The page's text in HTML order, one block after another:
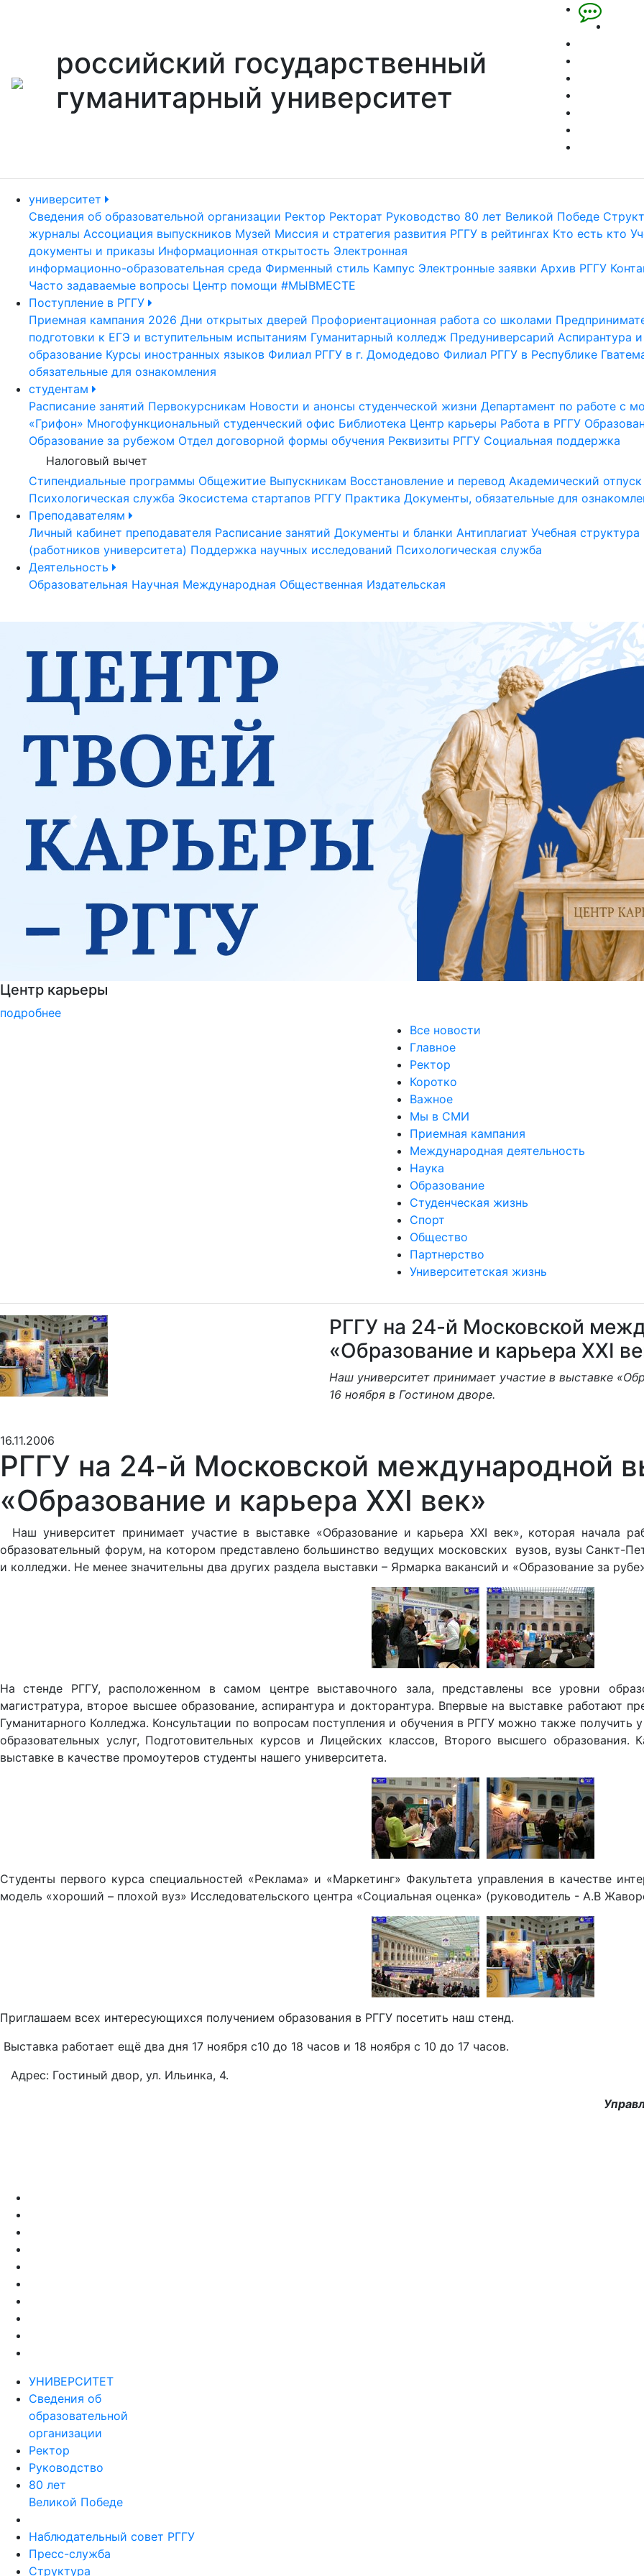
российский государственный
гуманитарный университет
университет
Сведения об образовательной организации Ректор Ректорат Руководство 80 лет Великой Победе
журналы Ассоциация выпускников Музей Миссия и стратегия развития РГГУ в рейтингах Кто есть кто
документы и приказы Информационная открытость Электронная
информационно-образовательная среда Фирменный стиль Кампус Электронные заявки Архив РГГУ
Часто задаваемые вопросы Центр помощи #МЫВМЕСТЕ
Поступление в РГГУ
Приемная кампания 2026 Дни открытых дверей Профориентационная работа со школами
подготовки к ЕГЭ и вступительным испытаниям Гуманитарный колледж Предуниверсарий Аспирантура
образование Курсы иностранных языков Филиал РГГУ в г. Домодедово Филиал РГГУ в Республике
обязательные для ознакомления
студентам
Расписание занятий Первокурсникам Новости и анонсы студенческой жизни Департамент по работе с
«Грифон» Многофункциональный студенческий офис Библиотека Центр карьеры Работа в РГГУ
Образование за рубежом Отдел договорной формы обучения Реквизиты РГГУ Социальная поддержка
Налоговый вычет
Стипендиальные программы Общежитие Выпускникам Восстановление и перевод Академический отпуск
Психологическая служба Экосистема стартапов РГГУ Практика Документы, обязательные для
Преподавателям
Личный кабинет преподавателя Расписание занятий Документы и бланки Антиплагиат Учебная структура
(работников университета) Поддержка научных исследований Психологическая служба
Деятельность
Образовательная Научная Международная Общественная Издательская
Подготовительные курсы к ЕГЭ
подробнее
Previous
Все новости
Главное
Ректор
Коротко
Важное
Мы в СМИ
Приемная кампания
Международная деятельность
Наука
Образование
Студенческая жизнь
Спорт
Общество
Партнерство
Университетская жизнь
РГГУ на 24-й Московской
«Образование и карьера ХХI
Наш университет принимает участие в выставке
16 ноября в Гостином дворе.
16.11.2006
РГГУ на 24-й Московской международной
«Образование и карьера ХХI век»
Наш университет принимает участие в выставке «Образование и карьера ХХI век», которая начала
образовательный форум, на котором представлено большинство ведущих московских вузов, вузы Санкт-
и колледжи. Не менее значительны два других раздела выставки – Ярмарка вакансий и «Образование за
На стенде РГГУ, расположенном в самом центре выставочного зала, представлены все уровни
магистратура, второе высшее образование, аспирантура и докторантура. Впервые на выставке работают
Гуманитарного Колледжа. Консультации по вопросам поступления и обучения в РГГУ можно также
образовательных услуг, Подготовительных курсов и Лицейских классов, Второго высшего
выставке в качестве промоутеров студенты нашего университета.
Студенты первого курса специальностей «Реклама» и «Маркетинг» Факультета управления в качестве
модель «хороший – плохой вуз» Исследовательского центра «Социальная оценка» (руководитель - А.В
Приглашаем всех интересующихся получением образования в РГГУ посетить наш стенд.
Выставка работает ещё два дня 17 ноября с10 до 18 часов и 18 ноября с 10 до 17 часов.
Адрес: Гостиный двор, ул. Ильинка, 4.
УНИВЕРСИТЕТ
Сведения об
образовательной
организации
Ректор
Руководство
80 лет
Великой Победе
Наблюдательный совет РГГУ
Пресс-служба
Структура